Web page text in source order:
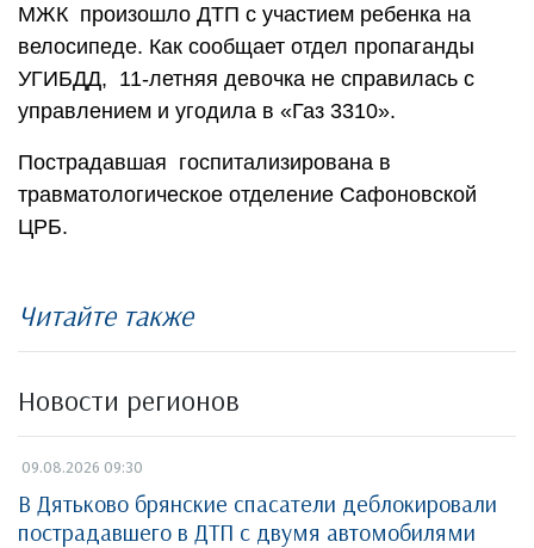
МЖК произошло ДТП с участием ребенка на
велосипеде. Как сообщает отдел пропаганды
УГИБДД, 11-летняя девочка не справилась с
управлением и угодила в «Газ 3310».
Пострадавшая госпитализирована в
травматологическое отделение Сафоновской
ЦРБ.
Читайте также
Новости регионов
09.08.2026 09:30
В Дятьково брянские спасатели деблокировали
пострадавшего в ДТП с двумя автомобилями